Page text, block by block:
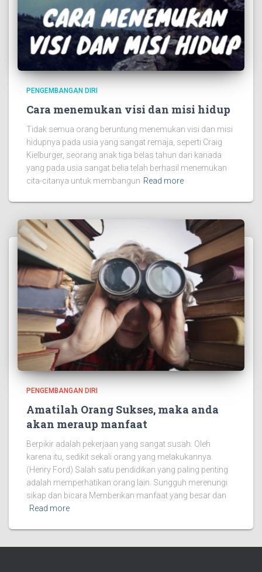
PENGEMBANGAN DIRI
Cara menemukan visi dan misi hidup
Tidak semua orang beruntung menemukan visi dan misi
hidupnya pada usia yang sangat remaja, seperti Craig
Kielburger, seorang anak tiga belas tahun dari kanada
yang pada usia sangat belia telah berhasil menemukan
cita-citanya untuk membangun Read more
PENGEMBANGAN DIRI
Amatilah Orang Sukses, maka anda
akan meraup manfaat
Berpikir adalah pekerjaan yang sangat susah. Oleh
karena itu, sedikit sekali orang yang melakukannya.
(Henry Ford) Salah satu pendidikan yang paling penting
adalah memperhatikan orang lain. Sungguh merenungi
sikap dan bicara Memberikan manfaat yang besar dan
Read more